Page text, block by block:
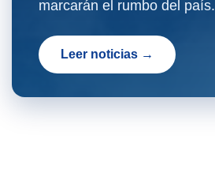
marcarán el rumbo del país.
Leer noticias →